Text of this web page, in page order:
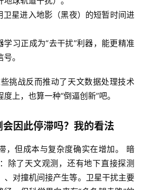
卫星进入地影（黑夜）的短暂时间进
学习正成为“去干扰”利器，能更精准
。
挑战反而推动了天文数据处理技术
上，也算一种“倒逼创新”吧。
因此停滞吗？我的看法
，但成本与复杂度确实在增加。
暗
除了天文观测，还有地下直接探测
、对撞机间接产生等。卫星干扰主要